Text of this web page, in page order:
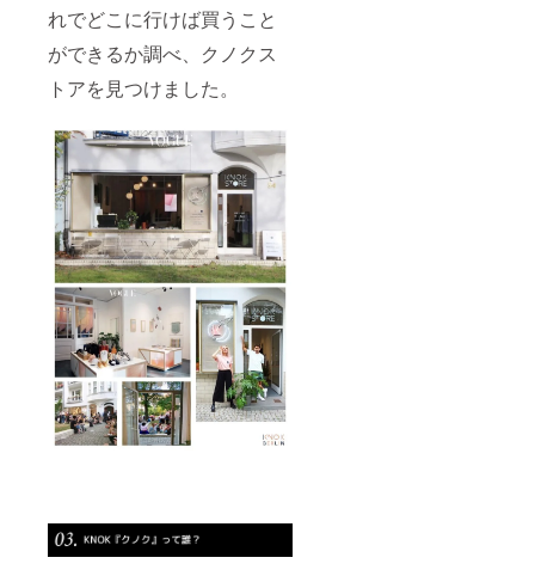
れでどこに行けば買うこと
ができるか調べ、クノクス
トアを見つけました。